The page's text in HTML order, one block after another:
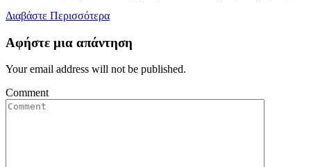
Διαβάστε Περισσότερα
Αφήστε μια απάντηση
Your email address will not be published.
Comment